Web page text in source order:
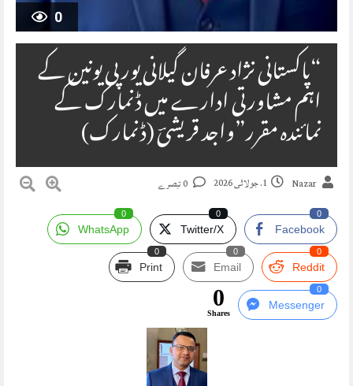
0
“پاکستانی نژاد عرفان گیلانی یورپی یونین کے
اہم مشاورتی ادارے میں ڈنمارک کے
نمائندہ مقرر”واجد قریشیؔ (ڈنمارک)
Nazar 1. جولائی 2026
Facebook
0
Twitter/X
0
WhatsApp
0
Reddit
0
Email
0
Print
0
Messenger
0
0
Shares